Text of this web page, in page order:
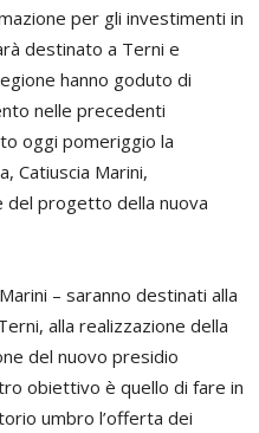
per gli investimenti in
destinato a Terni e
hanno goduto di
nelle precedenti
oggi pomeriggio la
Catiuscia Marini,
del progetto della nuova
– saranno destinati alla
alla realizzazione della
del nuovo presidio
obiettivo è quello di fare in
umbro l’offerta dei